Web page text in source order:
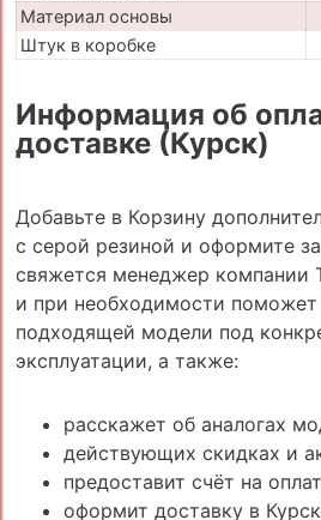
Материал основы
Штук в коробке
Информация об
доставке (Курск)
Добавьте в Корзину
с серой резиной и оформите
свяжется менеджер компании
и при необходимости
подходящей модели под
эксплуатации, а также:
расскажет об аналогах
действующих скидках и
предоставит счёт на
оформит доставку в